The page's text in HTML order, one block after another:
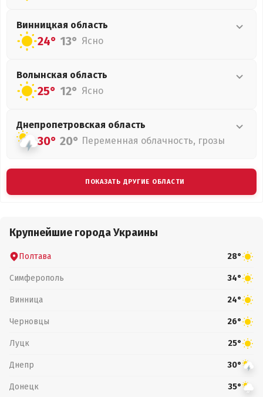
Винницкая область
24° 13° Ясно
Волынская область
25° 12° Ясно
Днепропетровская область
30° 20° Переменная облачность, грозы
ПОКАЗАТЬ ДРУГИЕ ОБЛАСТИ
Крупнейшие города Украины
Полтава 28°
Симферополь 34°
Винница 24°
Черновцы 26°
Луцк 25°
Днепр 30°
Донецк 35°